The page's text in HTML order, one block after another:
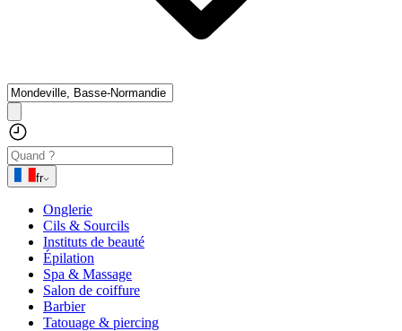
fr
Onglerie
Cils & Sourcils
Instituts de beauté
Épilation
Spa & Massage
Salon de coiffure
Barbier
Tatouage & piercing